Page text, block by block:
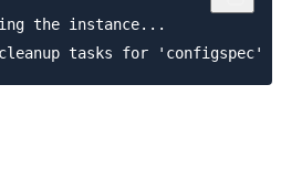
the instance...